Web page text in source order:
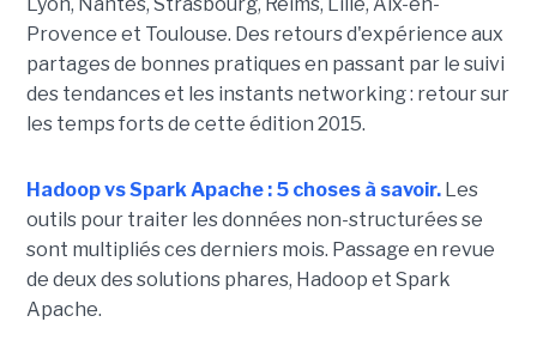
Lyon, Nantes, Strasbourg, Reims, Lille, Aix-en-
Provence et Toulouse. Des retours d'expérience aux
partages de bonnes pratiques en passant par le suivi
des tendances et les instants networking : retour sur
les temps forts de cette édition 2015.
Hadoop vs Spark Apache : 5 choses à savoir.Les
outils pour traiter les données non-structurées se
sont multipliés ces derniers mois. Passage en revue
de deux des solutions phares, Hadoop et Spark
Apache.